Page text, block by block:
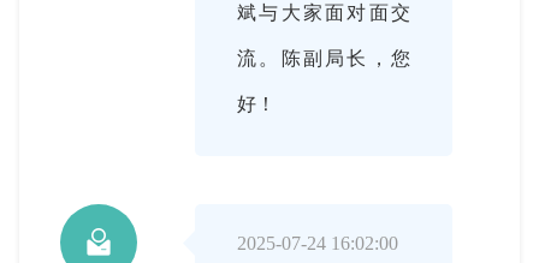
斌与大家面对面交
流。陈副局长，您
好！

2025-07-24 16:02:00